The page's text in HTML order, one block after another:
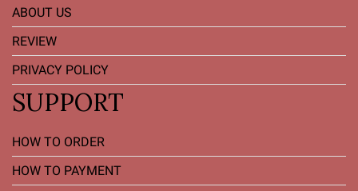
ABOUT US
REVIEW
PRIVACY POLICY
SUPPORT
HOW TO ORDER
HOW TO PAYMENT